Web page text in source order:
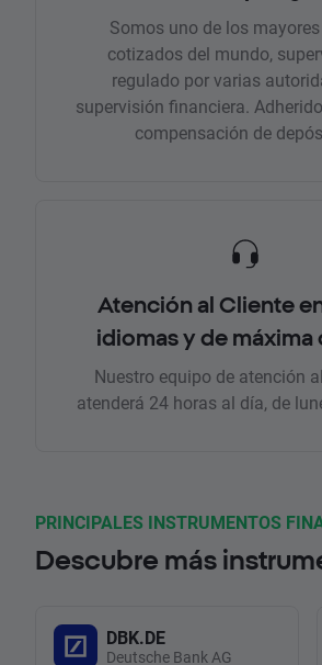
Somos uno de los
cotizados del mundo,
regulado por varias
supervisión financiera.
compensación de
Atención al Cliente
idiomas y de máxima
Nuestro equipo de atención
atenderá 24 horas al día, de
PRINCIPALES INSTRUMENTOS
Descubre más
DBK.DE
Deutsche Bank AG